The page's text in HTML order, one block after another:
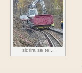
sidrira se te...